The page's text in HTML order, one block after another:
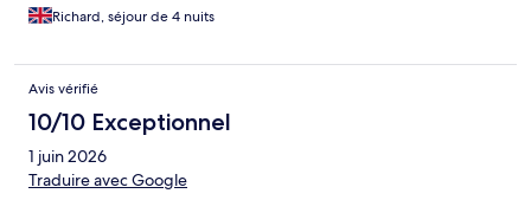
Richard, séjour de 4 nuits
Avis vérifié
10/10 Exceptionnel
1 juin 2026
Traduire avec Google